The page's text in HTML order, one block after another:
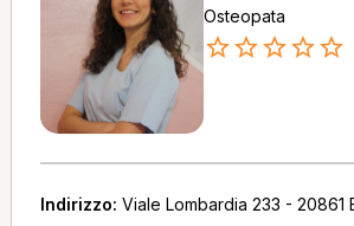
Osteopata
Indirizzo: Viale Lombardia 233 - 20861